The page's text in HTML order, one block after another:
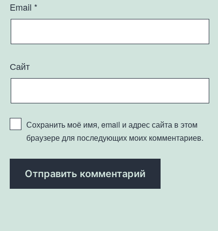
Email *
Сайт
Сохранить моё имя, email и адрес сайта в этом
браузере для последующих моих комментариев.